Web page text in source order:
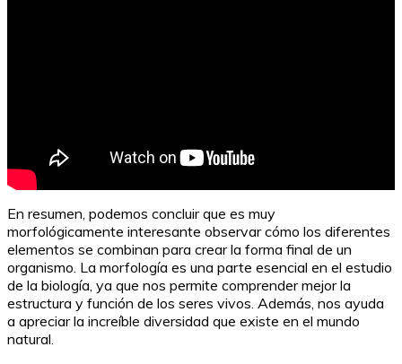
En resumen, podemos concluir que es muy
morfológicamente interesante observar cómo los diferentes
elementos se combinan para crear la forma final de un
organismo. La morfología es una parte esencial en el estudio
de la biología, ya que nos permite comprender mejor la
estructura y función de los seres vivos. Además, nos ayuda
a apreciar la increíble diversidad que existe en el mundo
natural.